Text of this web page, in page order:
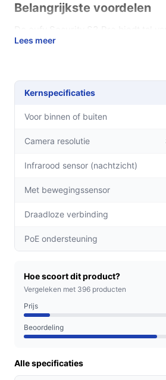
Belangrijkste voordelen
bijdragen aan een veiliger gevoel in
resolutie, waardoor elk detail
beeld komt. Ideaal voor het
belangrijke gebeurtenissen.
radar- en
aantal valse alarmen met 99%
**Duurzaam en
per dag, waardoor je het hele
Voor welke doelgroep?
Deze camera is ideaal voor
woning willen beveiligen, maar ook
hun eigendommen willen
permanent als tijdelijk gebruik,
vakantiewoningen.
Praktische voordelen
Lees meer
Kernspecificaties
Voor binnen of buiten
Camera resolutie
Infrarood sensor (nachtzicht)
Met bewegingssensor
Draadloze verbinding
PoE ondersteuning
Hoe scoort dit product?
Vergeleken met 396 producten
Prijs
Beoordeling
Alle specificaties